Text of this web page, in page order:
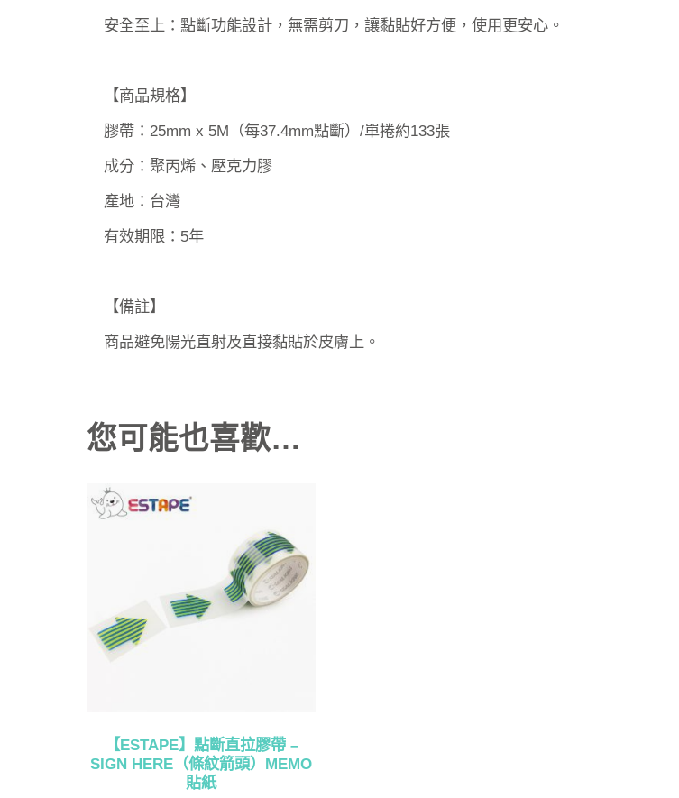
安全至上：點斷功能設計，無需剪刀，讓黏貼好方便，使用更安心。
【商品規格】
膠帶：25mm x 5M（每37.4mm點斷）/單捲約133張
成分：聚丙烯、壓克力膠
產地：台灣
有效期限：5年
【備註】
商品避免陽光直射及直接黏貼於皮膚上。
您可能也喜歡…
【ESTAPE】點斷直拉膠帶 –
SIGN HERE（條紋箭頭）MEMO
貼紙